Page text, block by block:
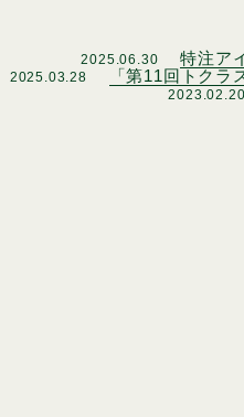
2025.06.30 特注ア
2025.03.28 「第11回トクラ
2023.02.20